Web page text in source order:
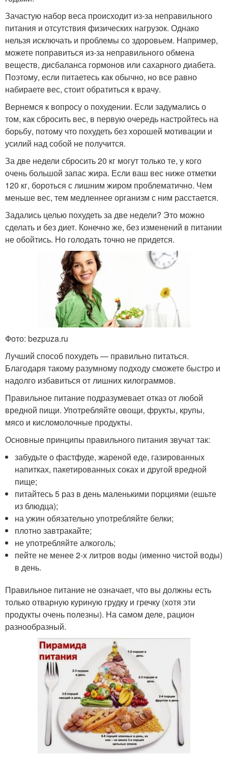
Зачастую набор веса происходит из-за неправильного
питания и отсутствия физических нагрузок. Однако
нельзя исключать и проблемы со здоровьем. Например,
можете поправиться из-за неправильного обмена
веществ, дисбаланса гормонов или сахарного диабета.
Поэтому, если питаетесь как обычно, но все равно
набираете вес, стоит обратиться к врачу.
Вернемся к вопросу о похудении. Если задумались о
том, как сбросить вес, в первую очередь настройтесь на
борьбу, потому что похудеть без хорошей мотивации и
усилий над собой не получится.
За две недели сбросить 20 кг могут только те, у кого
очень большой запас жира. Если ваш вес ниже отметки
120 кг, бороться с лишним жиром проблематично. Чем
меньше вес, тем медленнее организм с ним расстается.
Задались целью похудеть за две недели? Это можно
сделать и без диет. Конечно же, без изменений в питании
не обойтись. Но голодать точно не придется.
Фото: bezpuza.ru
Лучший способ похудеть — правильно питаться.
Благодаря такому разумному подходу сможете быстро и
надолго избавиться от лишних килограммов.
Правильное питание подразумевает отказ от любой
вредной пищи. Употребляйте овощи, фрукты, крупы,
мясо и кисломолочные продукты.
Основные принципы правильного питания звучат так:
забудьте о фастфуде, жареной еде, газированных
напитках, пакетированных соках и другой вредной
пище;
питайтесь 5 раз в день маленькими порциями (ешьте
из блюдца);
на ужин обязательно употребляйте белки;
плотно завтракайте;
не употребляйте алкоголь;
пейте не менее 2-х литров воды (именно чистой воды)
в день.
Правильное питание не означает, что вы должны есть
только отварную куриную грудку и гречку (хотя эти
продукты очень полезны). На самом деле, рацион
разнообразный.